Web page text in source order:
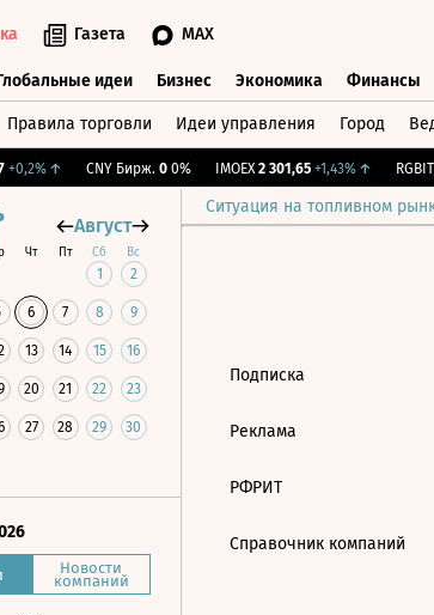
Газета MAX
идеи Бизнес Экономика Финансы
Правила торговли Идеи управления Город
+0,2%↑ CNY Бирж. 0 0% IMOEX 2 301,65 +1,43%↑ RGBITR
Ситуация на топливном
Август
Чт Пт Сб Вс
1 2
6 7 8 9
13 14 15 16
20 21 22 23
27 28 29 30
Новости
компаний
Подписка
Реклама
РФРИТ
Справочник компаний